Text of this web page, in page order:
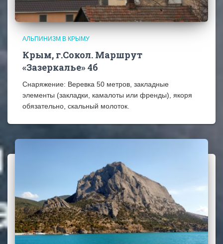
АЛЬПИНИЗМ В КРЫМУ
Крым, г.Сокол. Маршрут
«Зазеркалье» 4б
Снаряжение: Веревка 50 метров, закладные
элементы (закладки, камалоты или френды), якоря
обязательно, скальный молоток.